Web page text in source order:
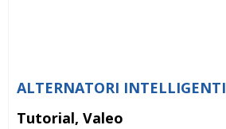
ALTERNATORI INTELLIGENTI
Tutorial, Valeo